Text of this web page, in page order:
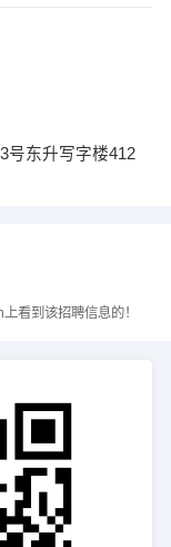
号东升写字楼412
看到该招聘信息的！